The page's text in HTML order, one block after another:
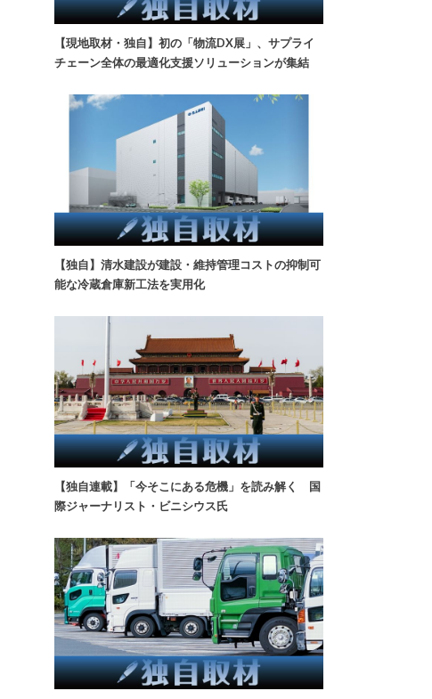
【現地取材・独自】初の「物流DX展」、サプライ
チェーン全体の最適化支援ソリューションが集結
【独自】清水建設が建設・維持管理コストの抑制可
能な冷蔵倉庫新工法を実用化
【独自連載】「今そこにある危機」を読み解く 国
際ジャーナリスト・ビニシウス氏